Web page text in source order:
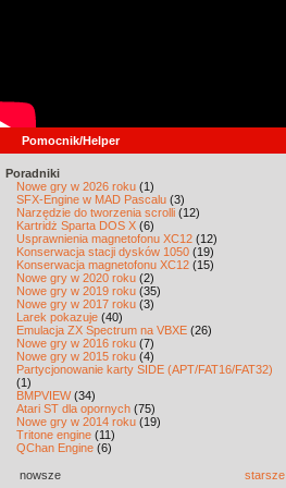
Pomocnik/Helper
Poradniki
Nowe gry w 2026 roku (1)
SFX-Engine w MAD Pascalu (3)
Narzędzie do tworzenia scrolli (12)
Kartridż Sparta DOS X (6)
Usprawnienia magnetofonu XC12 (12)
Konserwacja stacji dysków 1050 (19)
Konserwacja magnetofonu XC12 (15)
Nowe gry w 2020 roku (2)
Nowe gry w 2019 roku (35)
Nowe gry w 2017 roku (3)
Larek pokazuje (40)
Emulacja ZX Spectrum na VBXE (26)
Nowe gry w 2016 roku (7)
Nowe gry w 2015 roku (4)
Partycjonowanie karty SIDE (APT/FAT16/FAT32)
(1)
BMPVIEW(34)
Atari ST dla opornych (75)
Nowe gry w 2014 roku (19)
Tritone engine (11)
QChan Engine (6)
nowsze starsze